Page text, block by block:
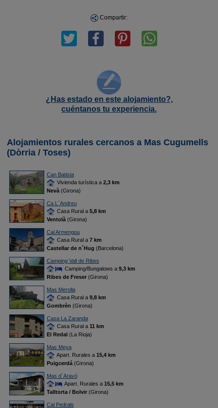
Compartir:
¿Has estado en este alojamiento?,
cuéntanos tu experiencia.
Alojamientos rurales cercanos a Mas Cugumells
(Dòrria / Toses)
Can Batista
Vivienda turística a 2,3 km
Nevà(Girona)
Ca L´Andreu
Casa Rural a 5,8 km
Ventolà(Girona)
Cal Armengou
Casa Rural a 7 km
Castellar de n´Hug (Barcelona)
Camping Vall de Ribes
Camping/Bungalows a 9,3 km
Ribes de Freser(Girona)
Mas Merolla
Casa Rural a 9,8 km
Gombrèn (Girona)
Casa La Zaranda
Casa Rural a 11 km
El Redal(La Rioja)
Mas Meya
Apart. Rurales a 15,4 km
Puigcerdá(Girona)
Mas d´Aravó
Apart. Rurales a 15,5 km
Talltorta / Bolvir(Girona)
Cal Pedrals